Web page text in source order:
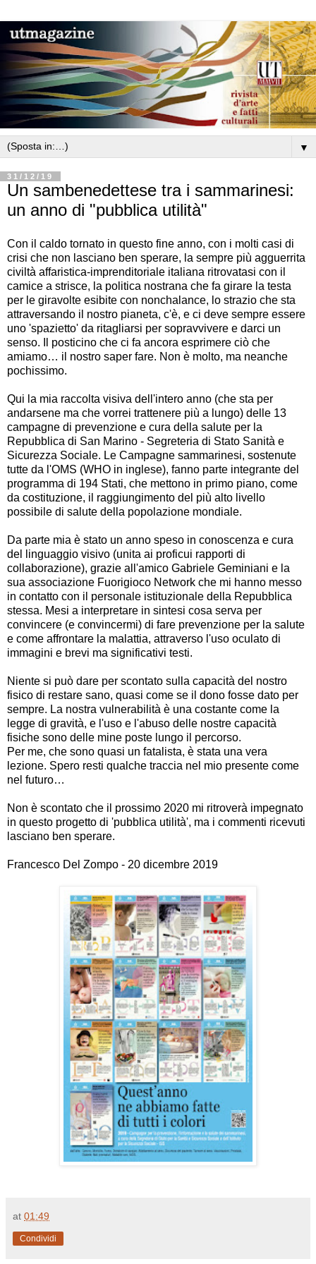
▼
31/12/19
Un sambenedettese tra i sammarinesi:
un anno di "pubblica utilità"
Con il caldo tornato in questo fine anno, con i molti casi di
crisi che non lasciano ben sperare, la sempre più agguerrita
civiltà affaristica-imprenditoriale italiana ritrovatasi con il
camice a strisce, la politica nostrana che fa girare la testa
per le giravolte esibite con nonchalance, lo strazio che sta
attraversando il nostro pianeta, c'è, e ci deve sempre essere
uno 'spazietto' da ritagliarsi per sopravvivere e darci un
senso. Il posticino che ci fa ancora esprimere ciò che
amiamo… il nostro saper fare. Non è molto, ma neanche
pochissimo.
Qui la mia raccolta visiva dell'intero anno (che sta per
andarsene ma che vorrei trattenere più a lungo) delle 13
campagne di prevenzione e cura della salute per la
Repubblica di San Marino - Segreteria di Stato Sanità e
Sicurezza Sociale. Le Campagne sammarinesi, sostenute
tutte da l'OMS (WHO in inglese), fanno parte integrante del
programma di 194 Stati, che mettono in primo piano, come
da costituzione, il raggiungimento del più alto livello
possibile di salute della popolazione mondiale.
Da parte mia è stato un anno speso in conoscenza e cura
del linguaggio visivo (unita ai proficui rapporti di
collaborazione), grazie all'amico Gabriele Geminiani e la
sua associazione Fuorigioco Network che mi hanno messo
in contatto con il personale istituzionale della Repubblica
stessa. Mesi a interpretare in sintesi cosa serva per
convincere (e convincermi) di fare prevenzione per la salute
e come affrontare la malattia, attraverso l'uso oculato di
immagini e brevi ma significativi testi.
Niente si può dare per scontato sulla capacità del nostro
fisico di restare sano, quasi come se il dono fosse dato per
sempre. La nostra vulnerabilità è una costante come la
legge di gravità, e l'uso e l'abuso delle nostre capacità
fisiche sono delle mine poste lungo il percorso.
Per me, che sono quasi un fatalista, è stata una vera
lezione. Spero resti qualche traccia nel mio presente come
nel futuro…
Non è scontato che il prossimo 2020 mi ritroverà impegnato
in questo progetto di 'pubblica utilità', ma i commenti ricevuti
lasciano ben sperare.
Francesco Del Zompo - 20 dicembre 2019
at 01:49
Condividi